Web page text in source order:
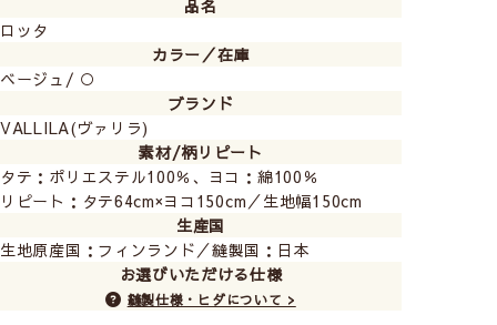
品名
ロッタ
カラー／在庫
ベージュ/ ○
ブランド
VALLILA(ヴァリラ)
素材/柄リピート
タテ：ポリエステル100％、ヨコ：綿100％
リピート：タテ64cm×ヨコ150cm／生地幅150cm
生産国
生地原産国：フィンランド／縫製国：日本
お選びいただける仕様
縫製仕様・ヒダについて >